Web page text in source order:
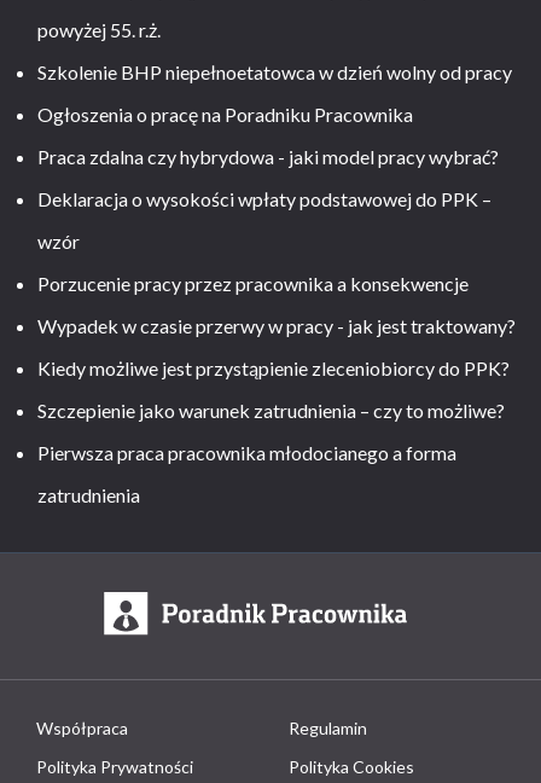
powyżej 55. r.ż.
Szkolenie BHP niepełnoetatowca w dzień wolny od pracy
Ogłoszenia o pracę na Poradniku Pracownika
Praca zdalna czy hybrydowa - jaki model pracy wybrać?
Deklaracja o wysokości wpłaty podstawowej do PPK –
wzór
Porzucenie pracy przez pracownika a konsekwencje
Wypadek w czasie przerwy w pracy - jak jest traktowany?
Kiedy możliwe jest przystąpienie zleceniobiorcy do PPK?
Szczepienie jako warunek zatrudnienia – czy to możliwe?
Pierwsza praca pracownika młodocianego a forma
zatrudnienia
Współpraca
Regulamin
Polityka Prywatności
Polityka Cookies